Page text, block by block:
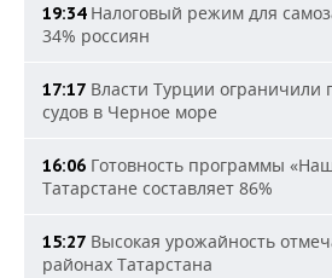
19:34Налоговый режим для
34% россиян
17:17 Власти Турции ограничили
судов в Черное море
16:06 Готовность программы
Татарстане составляет 86%
15:27 Высокая урожайность
районах Татарстана